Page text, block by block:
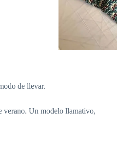
de llevar.
verano. Un modelo llamativo,